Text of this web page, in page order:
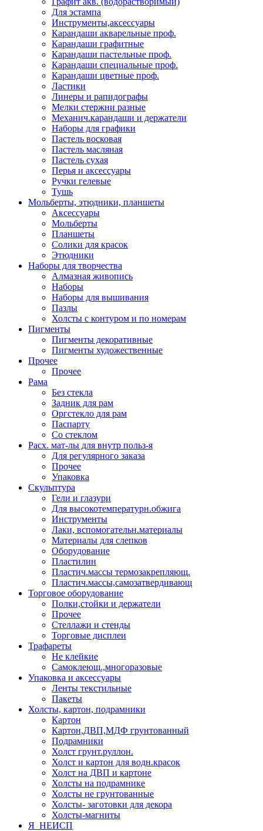
Для эстампа
Инструменты,аксессуары
Карандаши акварельные проф.
Карандаши графитные
Карандаши пастельные проф.
Карандаши специальные проф.
Карандаши цветные проф.
Ластики
Линеры и рапидографы
Мелки стержни разные
Механич.карандаши и держатели
Наборы для графики
Пастель восковая
Пастель масляная
Пастель сухая
Перья и аксессуары
Ручки гелевые
Тушь
Мольберты, этюдники, планшеты
Аксессуары
Мольберты
Планшеты
Солики для красок
Этюдники
Наборы для творчества
Алмазная живопись
Наборы
Наборы для вышивания
Пазлы
Холсты с контуром и по номерам
Пигменты
Пигменты декоративные
Пигменты художественные
Прочее
Прочее
Рама
Без стекла
Задник для рам
Оргстекло для рам
Паспарту
Со стеклом
Расх. мат-лы для внутр польз-я
Для регулярного заказа
Прочее
Упаковка
Скульптура
Гели и глазури
Для высокотемпературн.обжига
Инструменты
Лаки, вспомогательн.материалы
Материалы для слепков
Оборудование
Пластилин
Пластич.массы термозакрепляющ.
Пластич.массы,самозатвердивающ
Торговое оборудование
Полки,стойки и держатели
Прочее
Стеллажи и стенды
Торговые дисплеи
Трафареты
Не клейкие
Самоклеющ.,многоразовые
Упаковка и аксессуары
Ленты текстильные
Пакеты
Холсты, картон, подрамники
Картон
Картон,ДВП,МДФ грунтованный
Подрамники
Холст грунт.руллон.
Холст и картон для водн.красок
Холст на ДВП и картоне
Холсты на подрамнике
Холсты не грунтованные
Холсты- заготовки для декора
Холсты-магниты
Я_НЕИСП